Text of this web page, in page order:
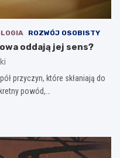
ROZWÓJ OSOBISTY
oddają jej sens?
przyczyn, które skłaniają do
powód,…